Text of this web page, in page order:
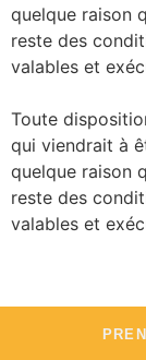
quelque raison
reste des
valables et
Toute
qui viendrait à
quelque raison
reste des
valables et